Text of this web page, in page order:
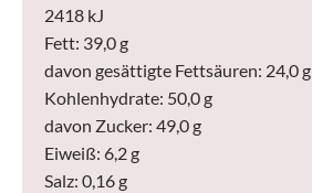
2418 kJ
Fett: 39,0 g
davon gesättigte Fettsäuren: 24,0 g
Kohlenhydrate: 50,0 g
davon Zucker: 49,0 g
Eiweiß: 6,2 g
Salz: 0,16 g